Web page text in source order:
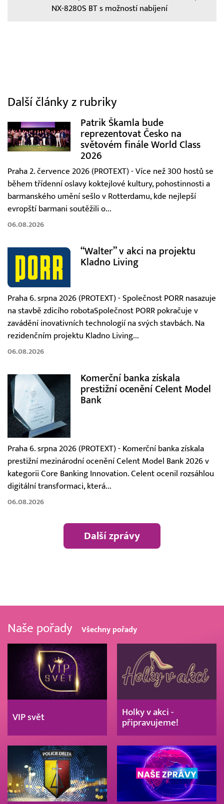
NX-8280S BT s možností nabíjení
Další články z rubriky
Patrik Škamla bude
reprezentovat Česko na
světovém finále World Class
2026
Praha 2. července 2026 (PROTEXT) - Více než 300 hostů se
během třídenní oslavy koktejlové kultury, pohostinnosti a
barmanského umění sešlo v Rotterdamu, kde nejlepší
evropští barmani soutěžili o...
06.08.2026
“Walter” v akci na projektu
Kladno Living
Praha 6. srpna 2026 (PROTEXT) - Společnost PORR nasazuje
na stavbě zdicího robotaSpolečnost PORR pokračuje v
zavádění inovativních technologií na svých stavbách. Na
rezidenčním projektu Kladno Living...
06.08.2026
Komerční banka získala
prestižní ocenění Celent Model
Bank
Praha 6. srpna 2026 (PROTEXT) - Komerční banka získala
prestižní mezinárodní ocenění Celent Model Bank 2026 v
kategorii Core Banking Innovation. Celent ocenil rozsáhlou
digitální transformaci, která...
06.08.2026
Další zprávy
Naše pořady Všechny pořady
VIP svět
Holky v akci -
připravujeme!